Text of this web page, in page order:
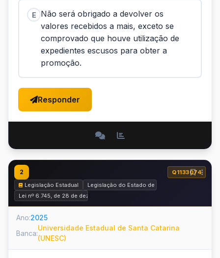
E
Não será obrigado a devolver os
valores recebidos a mais, exceto se
comprovado que houve utilização de
expedientes escusos para obter a
promoção.
Responder
2
Q1133074
Legislação Estadual
Legislação do Estado de Santa Catarina
Lei nº 6.745, de 28 de dezembro de 1985 (Estatuto dos Funcionários
Ano:2025
Banca:
Universidade Estadual de Santa Catarina
(UNESC)